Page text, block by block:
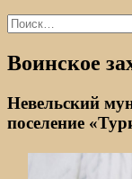
Найти:
Воинское
Невельский
поселение